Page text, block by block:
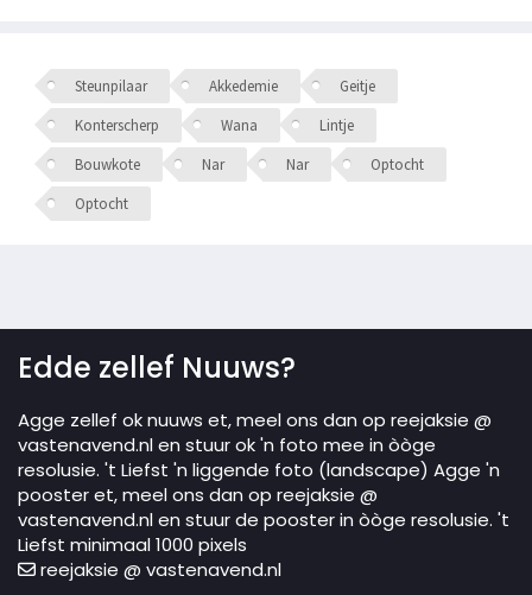
Steunpilaar Akkedemie
Geitje
Konterscherp
Wana
Lintje
Bouwkote
Nar Nar
Optocht
Optocht
Edde zellef Nuuws?
Agge zellef ok nuuws et, meel ons dan op reejaksie @
vastenavend.nl en stuur ok 'n foto mee in òòge
resolusie. 't Liefst 'n liggende foto (landscape) Agge 'n
pooster et, meel ons dan op reejaksie @
vastenavend.nl en stuur de pooster in òòge resolusie. 't
Liefst minimaal 1000 pixels
reejaksie @ vastenavend.nl